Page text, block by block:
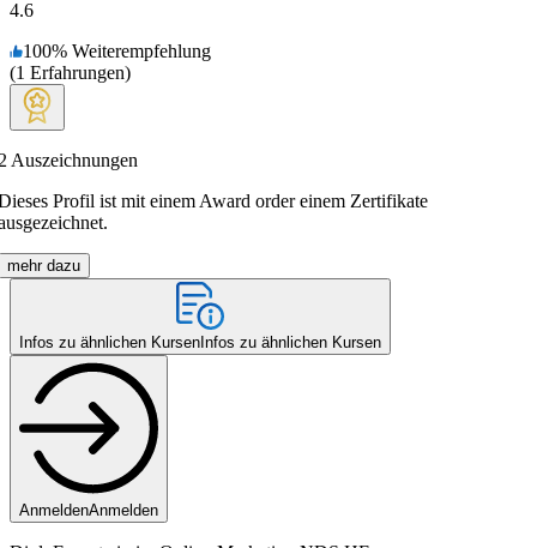
4.6
100% Weiterempfehlung
(1 Erfahrungen)
Auszeichnungen
Profil ist mit einem Award order einem Zertifikate
mehr dazu
Infos zu ähnlichen Kursen Infos zu ähnlichen Kursen
AnmeldenAnmelden